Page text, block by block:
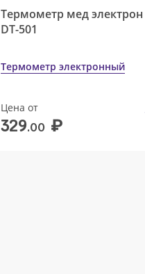
Термометр мед электрон
DT-501
Термометр электронный
Цена от
329.00 ₽